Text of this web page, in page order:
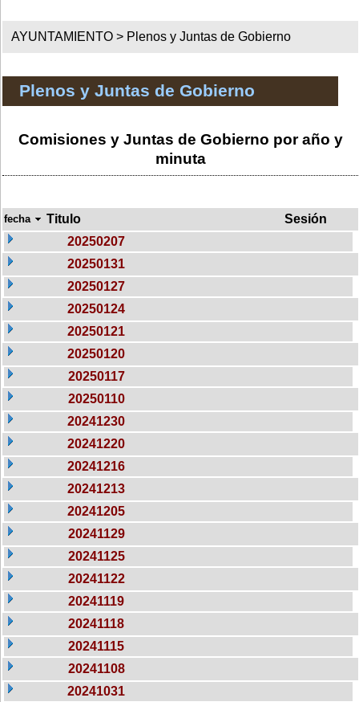
AYUNTAMIENTO > Plenos y Juntas de Gobierno
Plenos y Juntas de Gobierno
Comisiones y Juntas de Gobierno por año y
minuta
fecha Titulo
Sesión
20250207
20250131
20250127
20250124
20250121
20250120
20250117
20250110
20241230
20241220
20241216
20241213
20241205
20241129
20241125
20241122
20241119
20241118
20241115
20241108
20241031